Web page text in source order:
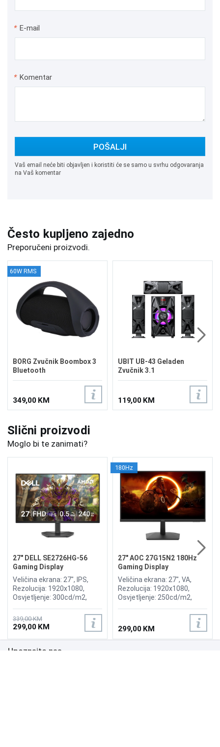
* E-mail
* Komentar
POŠALJI
Vaš email neće biti objavljen i koristiti će se samo u svrhu odgovaranja
na Vaš komentar
Često kupljeno zajedno
Preporučeni proizvodi.
60W RMS
BORG Zvučnik Boombox 3
Bluetooth
349,00 KM
UBIT UB-43 Geladen
Zvučnik 3.1
119,00 KM
Slični proizvodi
Moglo bi te zanimati?
27" DELL SE2726HG-56
Gaming Display
Veličina ekrana: 27", IPS,
Rezolucija: 1920x1080,
Osvjetljenje: 300cd/m2,
Osvježenje: 240Hz, AMD
FreeSync Premium,
Priključci: HDMI x2,
DisplayPort
339,00 KM
299,00 KM
180Hz
27" AOC 27G15N2 180Hz
Gaming Display
Veličina ekrana: 27", VA,
Rezolucija: 1920x1080,
Osvjetljenje: 250cd/m2,
DisplayPort 1.4,
299,00 KM
Upoznajte nas